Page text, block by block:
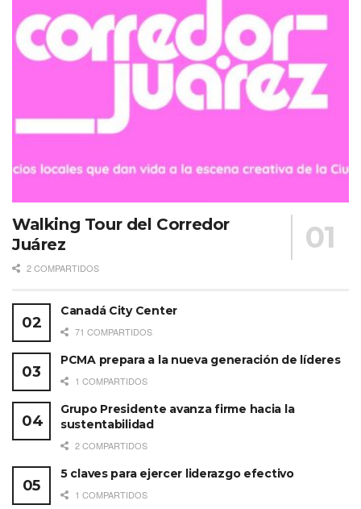
Walking Tour del Corredor
Juárez
2 COMPARTIDOS
Canadá City Center
71 COMPARTIDOS
PCMA prepara a la nueva generación de líderes
1 COMPARTIDOS
Grupo Presidente avanza firme hacia la
sustentabilidad
2 COMPARTIDOS
5 claves para ejercer liderazgo efectivo
1 COMPARTIDOS